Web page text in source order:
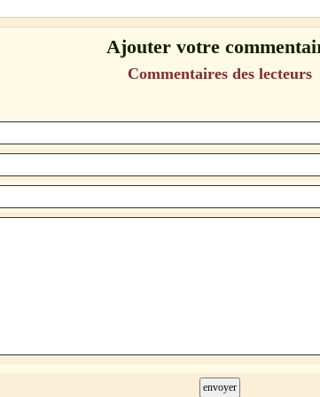
Ajouter votre
Commentaires des lecteurs